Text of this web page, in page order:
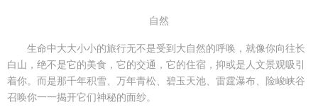
自然
生命中大大小小的旅行无不是受到大自然的呼唤，就像你向往长
白山，绝不是它的美食，它的交通，它的住宿，抑或是人文景观吸引
着你。而是那千年积雪、万年青松、碧玉天池、雷霆瀑布、险峻峡谷
召唤你一一揭开它们神秘的面纱。